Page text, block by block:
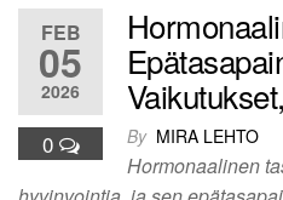
FEB
05
2026
0 By MIRA LEHTO
Hormonaalinen